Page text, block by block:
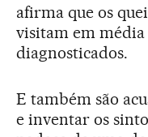
afirma que os
visitam em média
diagnosticados.
E também são
e inventar os